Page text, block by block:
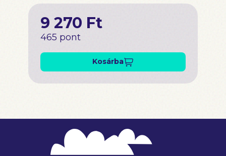
9 270 Ft
465 pont
Kosárba